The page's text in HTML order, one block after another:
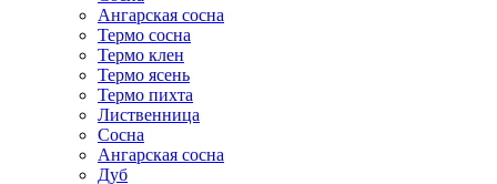
Ангарская сосна
Термо сосна
Термо клен
Термо ясень
Термо пихта
Лиственница
Сосна
Ангарская сосна
Дуб